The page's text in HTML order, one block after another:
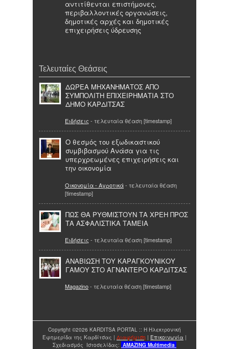
αντιτίθενται επιστήμονες,
περιβαλλοντικές οργανώσεις,
δημοτικές αρχές και δημοτικές
επιχειρήσεις ύδρευσης
Τελευταίες Θεάσεις
ΔΩΡΕΑ ΜΗΧΑΝΗΜΑΤΟΣ ΑΠΟ
ΣΥΜΠΟΛΙΤΗ ΕΠΙΧΕΙΡΗΜΑΤΙΑ ΣΤΟ
ΔΗΜΟ ΚΑΡΔΙΤΣΑΣ
Ειδήσεις - τελευταία θέαση [timestamp]
Ο θεσμός του εξωδικαστικού
συμβιβασμού Ανάσα για τις
υπερχρεωμένες επιχειρήσεις και
την οικονομία
Οικονομία - Αγροτικά- τελευταία θέαση
[timestamp]
ΠΩΣ ΘΑ ΡΥΘΜΙΣΤΟΥΝ ΤΑ ΧΡΕΗ ΠΡΟΣ
ΤΑ ΑΣΦΑΛΙΣΤΙΚΑ ΤΑΜΕΙΑ
Ειδήσεις - τελευταία θέαση [timestamp]
ΑΝΑΒΙΩΣΗ ΤΟΥ ΚΑΡΑΓΚΟΥΝΙΚΟΥ
ΓΑΜΟΥ ΣΤΟ ΑΓΝΑΝΤΕΡΟ ΚΑΡΔΙΤΣΑΣ
Magazino- τελευταία θέαση [timestamp]
Copyright ©2026 KARDITSA PORTAL :: Η Ηλεκτρονική
Εφημερίδα της Καρδίτσας | Διαφήμιση | Επικοινωνία |
Σχεδιασμός Ιστοσελίδας: AMAZING Multimedia